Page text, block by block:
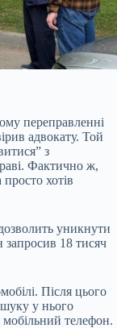
переправленні
адвокату. Той
з
Фактично ж,
хотів
уникнути
запросив 18 тисяч
Після цього
у нього
телефон.